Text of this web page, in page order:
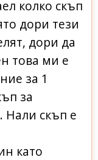
колко скъп
дори тези
дори да
това ми е
за 1
за
Нали скъп е
като